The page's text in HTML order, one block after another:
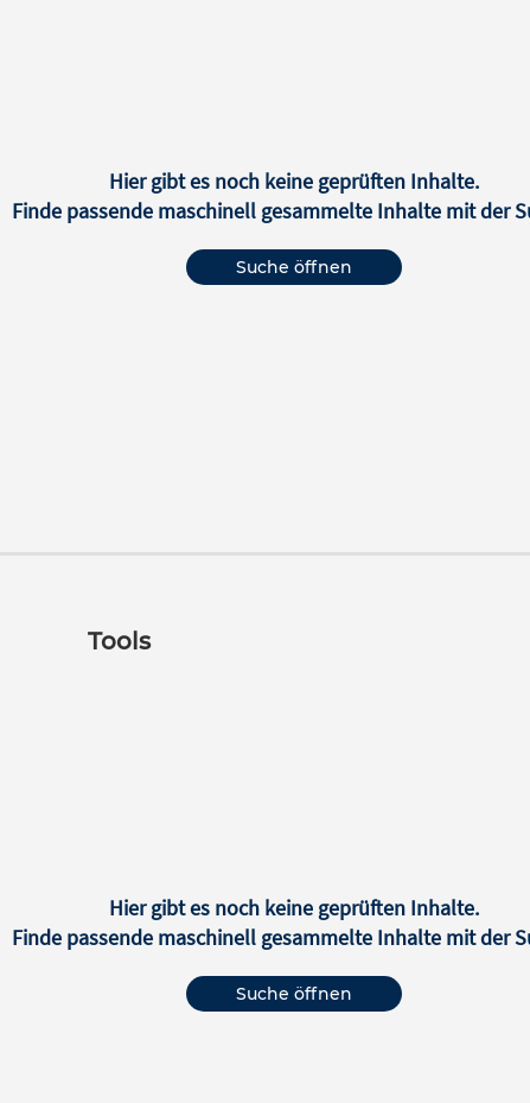
Hier gibt es noch keine geprüften Inhalte.
Finde passende maschinell gesammelte Inhalte mit der
Suche öffnen
Tools
Hier gibt es noch keine geprüften Inhalte.
Finde passende maschinell gesammelte Inhalte mit der
Suche öffnen